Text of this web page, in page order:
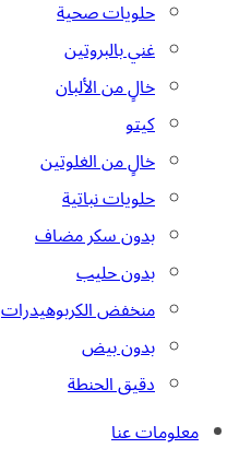
حلويات صحية
غني بالبروتين
خالٍ من الألبان
كيتو
خالٍ من الغلوتين
حلويات نباتية
بدون سكر مضاف
بدون حليب
منخفض الكربوهيدرات
بدون بيض
دقيق الحنطة
معلومات عنا